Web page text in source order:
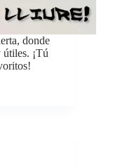
donde
útiles. ¡Tú